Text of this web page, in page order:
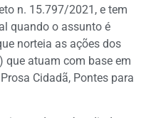
n. 15.797/2021, e tem
quando o assunto é
norteia as ações dos
que atuam com base em
Cidadã, Pontes para